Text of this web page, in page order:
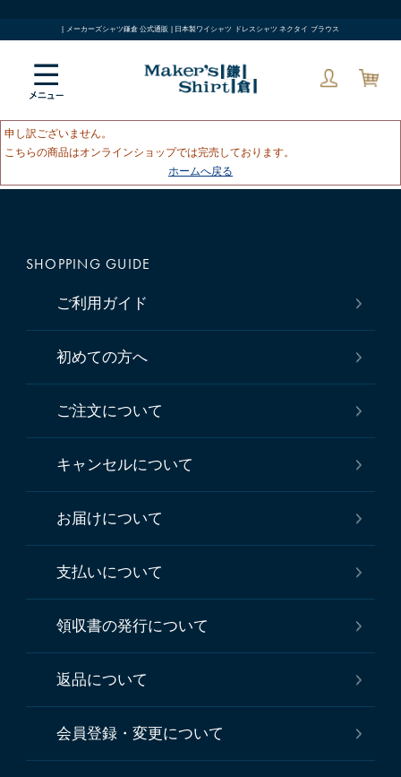
| メーカーズシャツ鎌倉 公式通販 | 日本製ワイシャツ ドレスシャツ ネクタイ ブラウス
申し訳ございません。
こちらの商品はオンラインショップでは完売しております。
ホームへ戻る
SHOPPING GUIDE
ご利用ガイド
初めての方へ
ご注文について
キャンセルについて
お届けについて
支払いについて
領収書の発行について
返品について
会員登録・変更について